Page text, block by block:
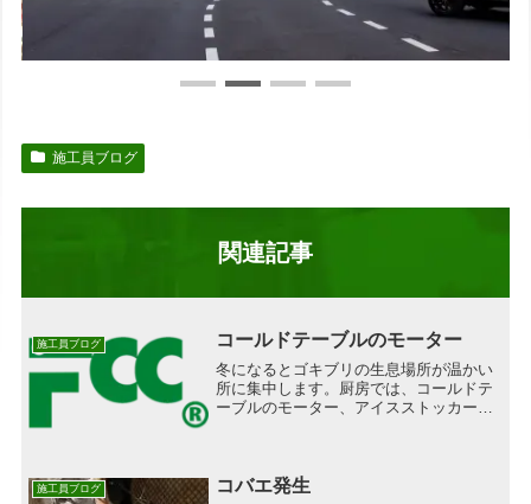
施工員ブログ
関連記事
施工員ブログ コールドテーブルのモーター
冬になるとゴキブリの生息場所が温かい
所に集中します。厨房では、コールドテ
ーブルのモーター、アイスストッカー、
す。また、温かい場所にダンボ...
施工員ブログ コバエ発生